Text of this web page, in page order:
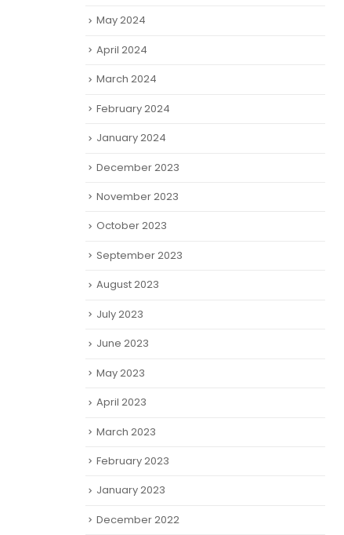
May 2024
April 2024
March 2024
February 2024
January 2024
December 2023
November 2023
October 2023
September 2023
August 2023
July 2023
June 2023
May 2023
April 2023
March 2023
February 2023
January 2023
December 2022